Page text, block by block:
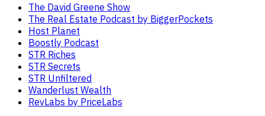
The David Greene Show
The Real Estate Podcast by BiggerPockets
Host Planet
Boostly Podcast
STR Riches
STR Secrets
STR Unfiltered
Wanderlust Wealth
RevLabs by PriceLabs